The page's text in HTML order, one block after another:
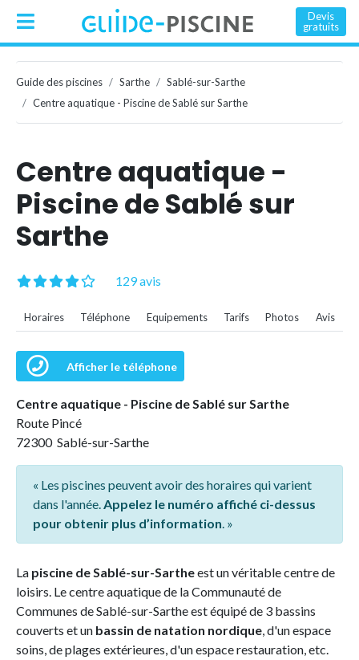
Devis
gratuits
Guide des piscines Sarthe
Sablé-sur-Sarthe
Centre aquatique - Piscine de Sablé sur Sarthe
Centre aquatique -
Piscine de Sablé sur
Sarthe
129 avis
Horaires Téléphone Equipements Tarifs Photos Avis
Afficher le téléphone
Centre aquatique - Piscine de Sablé sur Sarthe
Route Pincé
72300 Sablé-sur-Sarthe
« Les piscines peuvent avoir des horaires qui varient
dans l'année.Appelez le numéro affiché ci-dessus
pour obtenir plus d’information. »
La piscine de Sablé-sur-Sartheest un véritable centre de
loisirs. Le centre aquatique de la Communauté de
Communes de Sablé-sur-Sarthe est équipé de 3 bassins
couverts et un bassin de natation nordique, d'un espace
soins, de plages extérieures, d'un espace restauration, etc.